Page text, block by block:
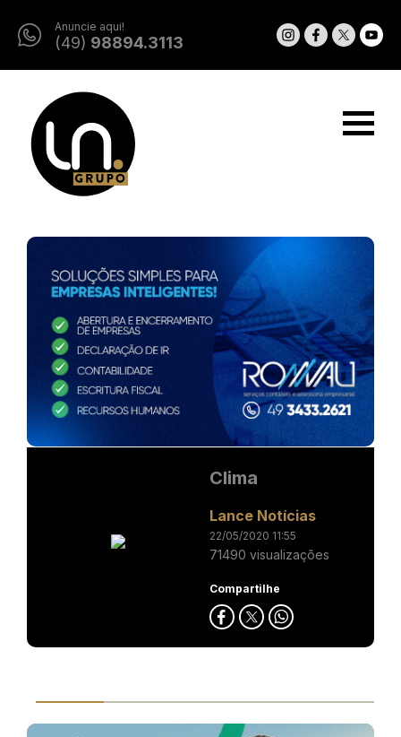
Anuncie aqui!
(49) 98894.3113
Clima
Lance Notícias
22/05/2020 11:55
71490 visualizações
Compartilhe